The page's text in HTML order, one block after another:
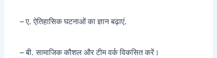
– ए. ऐतिहासिक घटनाओं का ज्ञान बढ़ाएं.
– बी. सामाजिक कौशल और टीम वर्क विकसित करें।